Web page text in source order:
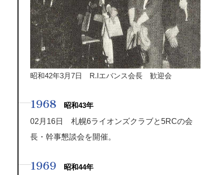
昭和42年3月7日 R.Iエバンス会長 歓迎会
1968
昭和43年
02月16日 札幌6ライオンズクラブと5RCの会
長・幹事懇談会を開催。
1969
昭和44年